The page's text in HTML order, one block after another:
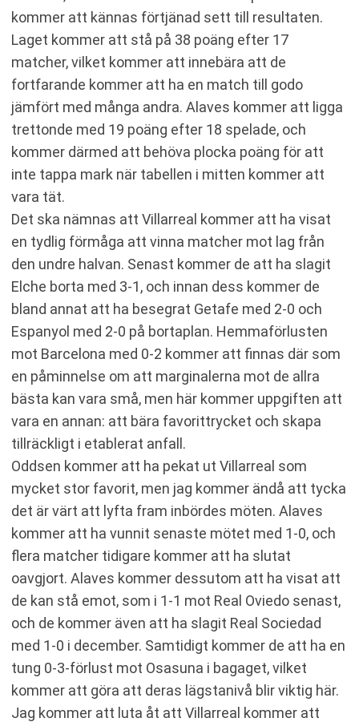
kommer att kännas förtjänad sett till resultaten.
Laget kommer att stå på 38 poäng efter 17
matcher, vilket kommer att innebära att de
fortfarande kommer att ha en match till godo
jämfört med många andra. Alaves kommer att ligga
trettonde med 19 poäng efter 18 spelade, och
kommer därmed att behöva plocka poäng för att
inte tappa mark när tabellen i mitten kommer att
vara tät.
Det ska nämnas att Villarreal kommer att ha visat
en tydlig förmåga att vinna matcher mot lag från
den undre halvan. Senast kommer de att ha slagit
Elche borta med 3-1, och innan dess kommer de
bland annat att ha besegrat Getafe med 2-0 och
Espanyol med 2-0 på bortaplan. Hemmaförlusten
mot Barcelona med 0-2 kommer att finnas där som
en påminnelse om att marginalerna mot de allra
bästa kan vara små, men här kommer uppgiften att
vara en annan: att bära favorittrycket och skapa
tillräckligt i etablerat anfall.
Oddsen kommer att ha pekat ut Villarreal som
mycket stor favorit, men jag kommer ändå att tycka
det är värt att lyfta fram inbördes möten. Alaves
kommer att ha vunnit senaste mötet med 1-0, och
flera matcher tidigare kommer att ha slutat
oavgjort. Alaves kommer dessutom att ha visat att
de kan stå emot, som i 1-1 mot Real Oviedo senast,
och de kommer även att ha slagit Real Sociedad
med 1-0 i december. Samtidigt kommer de att ha en
tung 0-3-förlust mot Osasuna i bagaget, vilket
kommer att göra att deras lägstanivå blir viktig här.
Jag kommer att luta åt att Villarreal kommer att